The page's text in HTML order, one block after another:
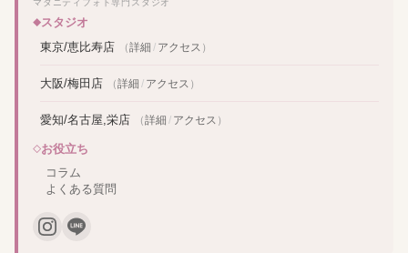
マタニティフォト専門スタジオ
スタジオ
東京/恵比寿店
（詳細 / アクセス ）
大阪/梅田店 （詳細 / アクセス ）
愛知/名古屋,栄店 （詳細 / アクセス ）
お役立ち
コラム
よくある質問